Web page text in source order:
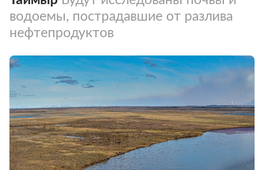
водоемы, пострадавшие от разлива
нефтепродуктов